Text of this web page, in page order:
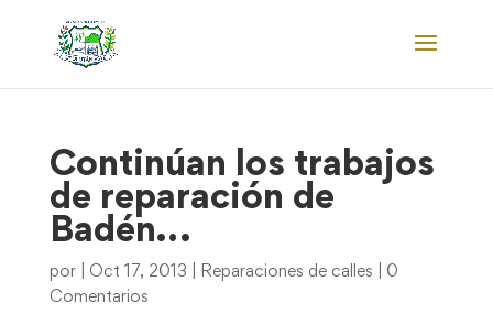
Continúan los trabajos
de reparación de
Badén…
por Oct 17, 2013 Reparaciones de calles
0
Comentarios